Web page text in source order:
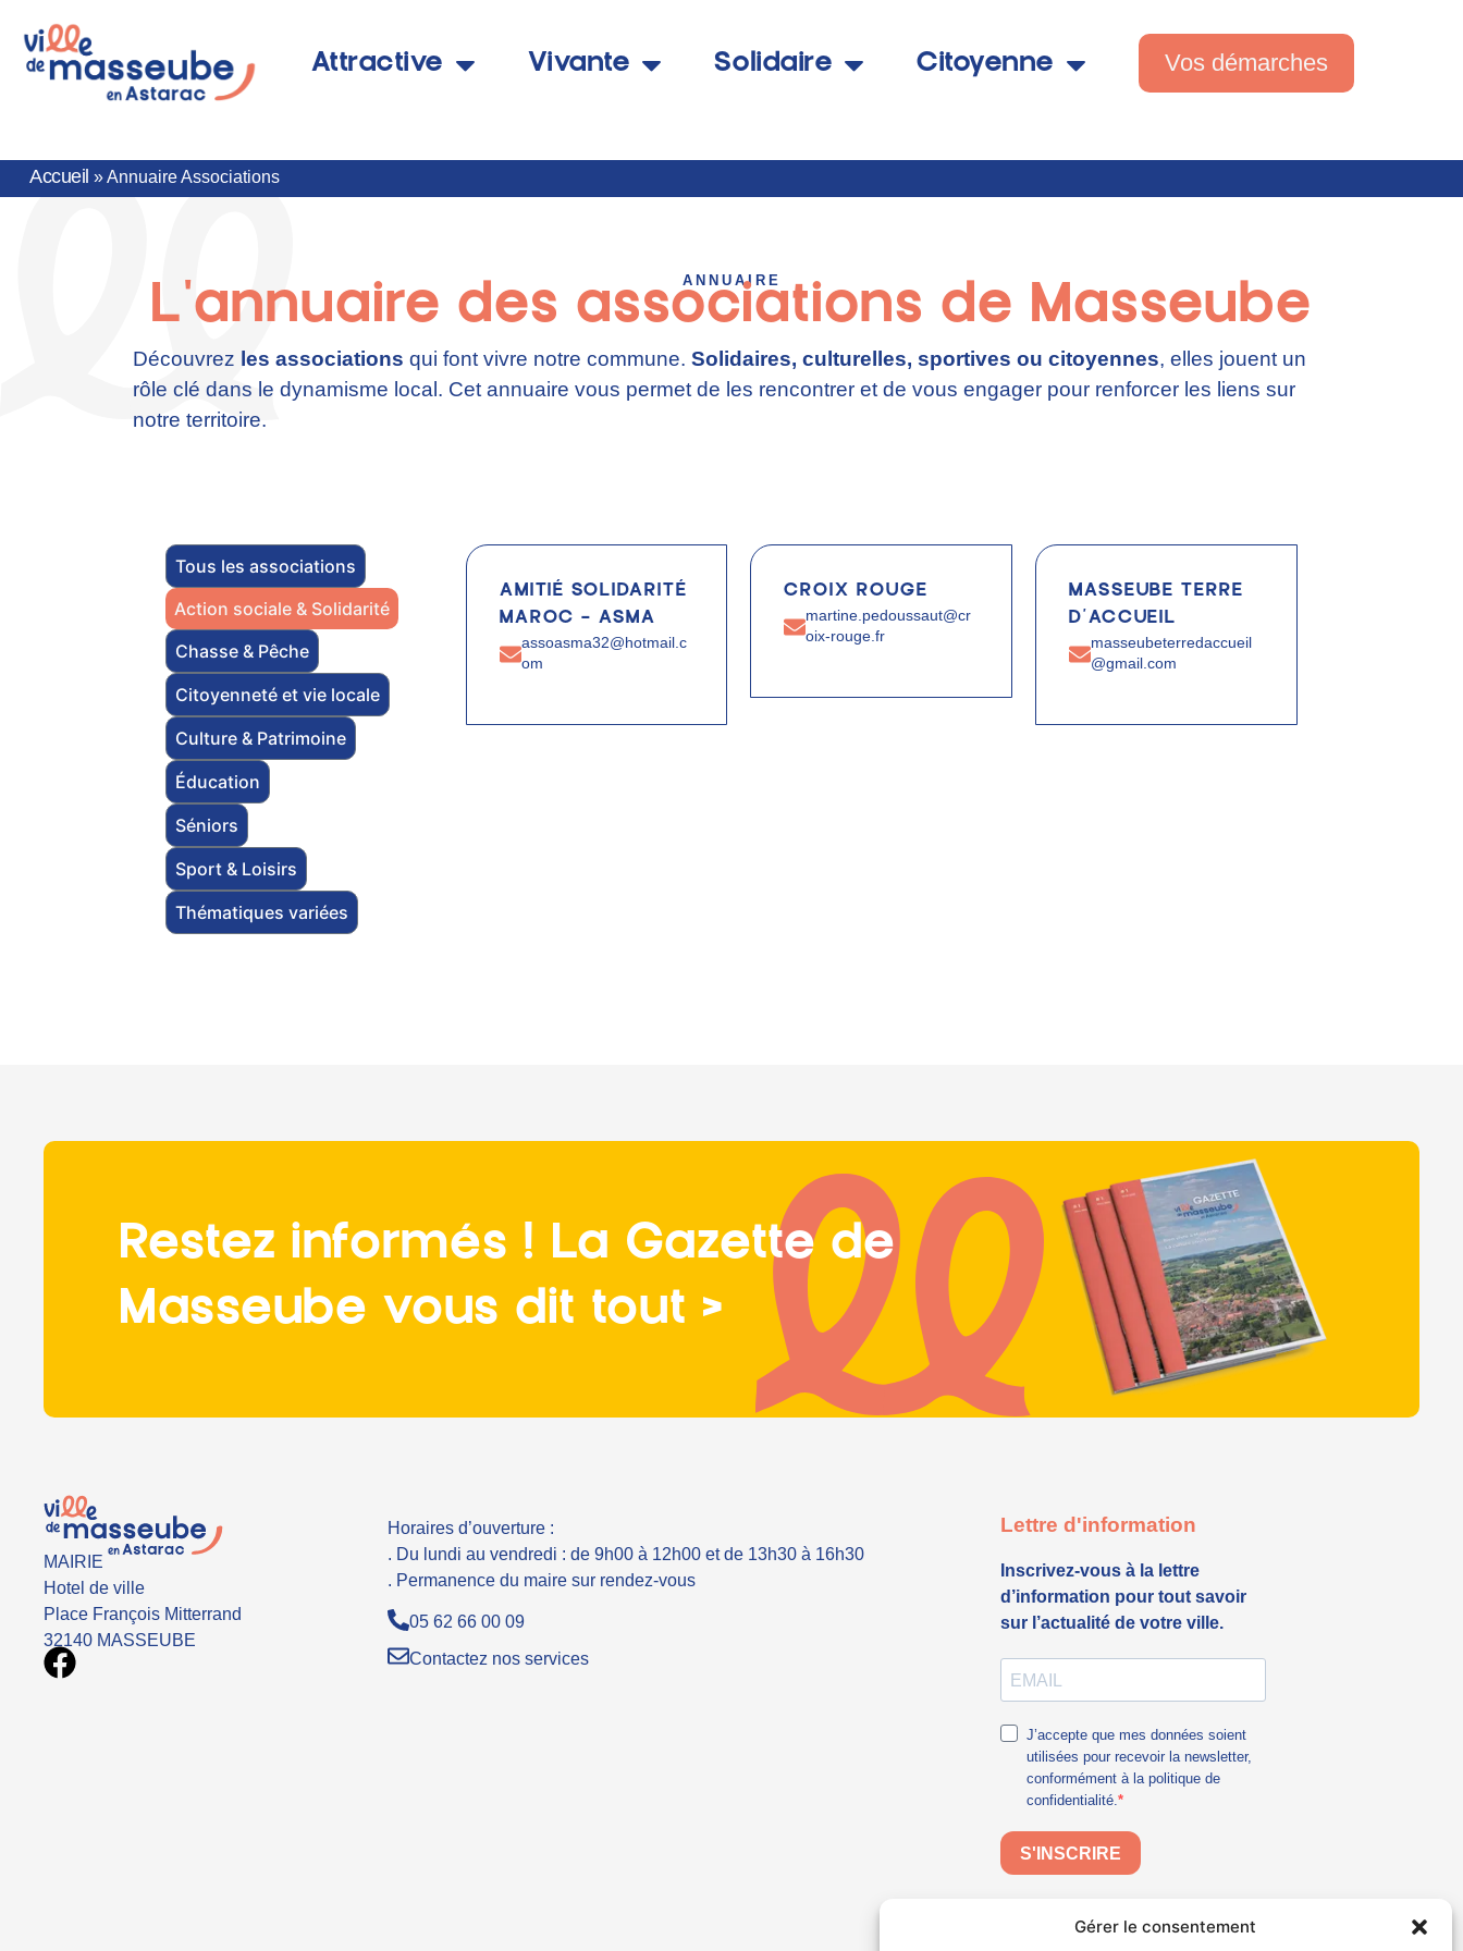
Gérer le consentement
Attractive Vivante Solidaire Citoyenne Vos démarches
Accueil »Annuaire Associations
ANNUAIRE
L'annuaire des associations de Masseube
Découvrez les associations qui font vivre notre commune. Solidaires, culturelles, sportives ou citoyennes, elles jouent un
rôle clé dans le dynamisme local. Cet annuaire vous permet de les rencontrer et de vous engager pour renforcer les liens sur
notre territoire.
Action sociale & Solidarité
Chasse & Pêche
Citoyenneté et vie locale
Culture & Patrimoine
Éducation
Séniors
Sport & Loisirs
Thématiques variées
Tous les associations
AMITIÉ SOLIDARITÉ
MAROC – ASMA
assoasma32@hotmail.c
om
CROIX ROUGE
martine.pedoussaut@cr
oix-rouge.fr
MASSEUBE TERRE
D’ACCUEIL
masseubeterredaccueil
@gmail.com
Restez informés ! La Gazette de
Masseube vous dit tout >
MAIRIE
Hotel de ville
Place François Mitterrand
32140 MASSEUBE
Horaires d’ouverture :
. Du lundi au vendredi : de 9h00 à 12h00 et de 13h30 à 16h30
. Permanence du maire sur rendez-vous
05 62 66 00 09
Contactez nos services